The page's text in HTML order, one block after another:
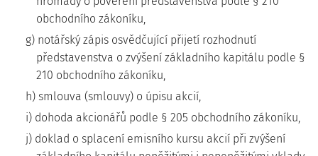
obchodního zákoníku,
g) notářský zápis osvědčující přijetí rozhodnutí
představenstva o zvýšení základního kapitálu podle §
210 obchodního zákoníku,
h) smlouva (smlouvy) o úpisu akcií,
i) dohoda akcionářů podle § 205 obchodního zákoníku,
j) doklad o splacení emisního kursu akcií při zvýšení